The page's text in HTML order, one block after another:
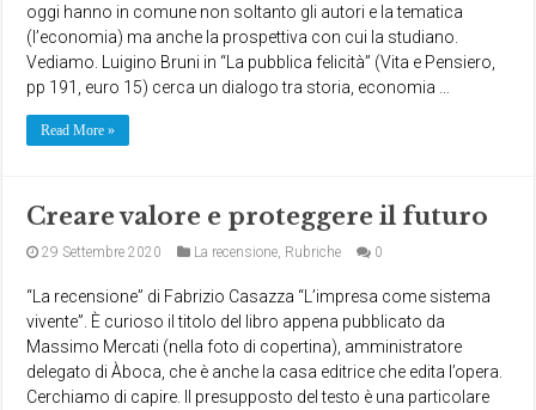
oggi hanno in comune non soltanto gli autori e la tematica
(l’economia) ma anche la prospettiva con cui la studiano.
Vediamo. Luigino Bruni in “La pubblica felicità” (Vita e Pensiero,
pp 191, euro 15) cerca un dialogo tra storia, economia …
Read More »
Creare valore e proteggere il futuro
29 Settembre 2020 La recensione, Rubriche 0
“La recensione” di Fabrizio Casazza “L’impresa come sistema
vivente”. È curioso il titolo del libro appena pubblicato da
Massimo Mercati (nella foto di copertina), amministratore
delegato di Àboca, che è anche la casa editrice che edita l’opera.
Cerchiamo di capire. Il presupposto del testo è una particolare